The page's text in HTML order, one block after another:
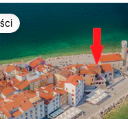
z kategorii Wybór gości